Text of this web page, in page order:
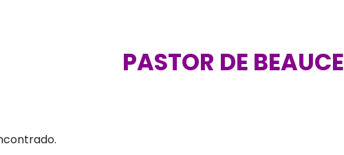
PASTOR DE BEAUCE